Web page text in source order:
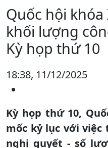
Quốc hội
khối lượng
Kỳ họp thứ 10
18:38, 11/12/2025
Kỳ họp thứ 10,
mốc kỷ lục với việc
nghị quyết - số